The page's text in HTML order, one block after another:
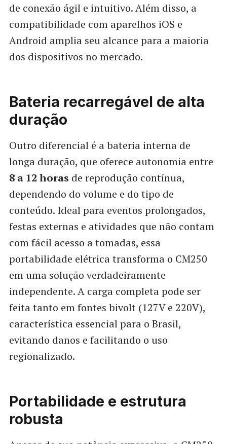
de conexão ágil e intuitivo. Além disso, a
compatibilidade com aparelhos iOS e
Android amplia seu alcance para a maioria
dos dispositivos no mercado.
Bateria recarregável de alta
duração
Outro diferencial é a bateria interna de
longa duração, que oferece autonomia entre
8 a 12 horas de reprodução contínua,
dependendo do volume e do tipo de
conteúdo. Ideal para eventos prolongados,
festas externas e atividades que não contam
com fácil acesso a tomadas, essa
portabilidade elétrica transforma o CM250
em uma solução verdadeiramente
independente. A carga completa pode ser
feita tanto em fontes bivolt (127V e 220V),
característica essencial para o Brasil,
evitando danos e facilitando o uso
regionalizado.
Portabilidade e estrutura
robusta